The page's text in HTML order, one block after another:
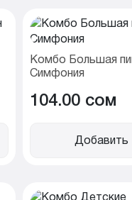
Комбо Большая
Симфония
104.00 cом
Добавить